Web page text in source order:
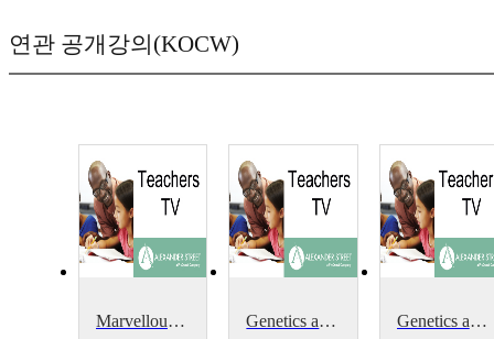
연관 공개강의(KOCW)
Marvellous Medicine Genetics and Medicine: Genomics, Society and Health Genetics and Medicine: Genomics, Society and Health: Personality and Behaviour